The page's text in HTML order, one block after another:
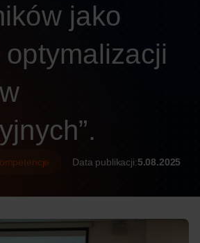
jako
Data publikacji:5.08.2025